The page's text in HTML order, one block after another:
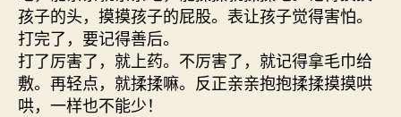
孩子的头，摸摸孩子的屁股。表让孩子觉得害怕。
打完了，要记得善后。
打了厉害了，就上药。不厉害了，就记得拿毛巾给
敷。再轻点，就揉揉嘛。反正亲亲抱抱揉揉摸摸哄
哄，一样也不能少！